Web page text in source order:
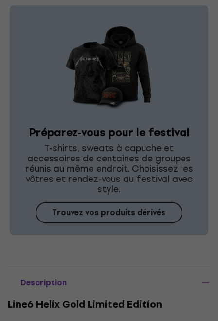
Préparez-vous pour le festival
T-shirts, sweats à capuche et
accessoires de centaines de groupes
réunis au même endroit. Choisissez les
vôtres et rendez-vous au festival avec
style.
Trouvez vos produits dérivés
Description
Line6 Helix Gold Limited Edition